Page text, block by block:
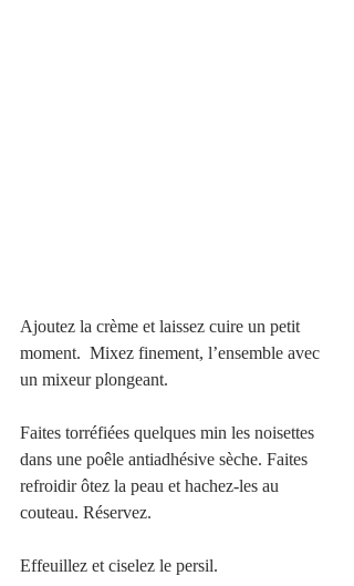
Ajoutez la crème et laissez cuire un petit
moment.  Mixez finement, l’ensemble avec
un mixeur plongeant.
Faites torréfiées quelques min les noisettes
dans une poêle antiadhésive sèche. Faites
refroidir ôtez la peau et hachez-les au
couteau. Réservez.
Effeuillez et ciselez le persil.